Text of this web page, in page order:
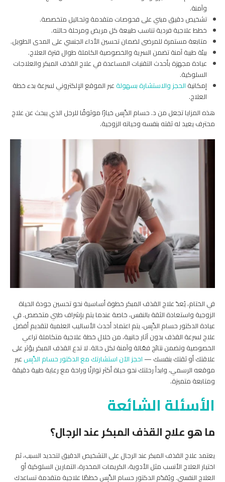
وآمنة.
تشخيص دقيق مبني على فحوصات متقدمة وتحاليل متخصصة.
خطط علاجية فردية تناسب طبيعة كل مريض ومرحلة حالته.
متابعة مستمرة للمرضى لضمان تحسين الأداء الجنسي على المدى الطويل.
بيئة طبية آمنة تضمن السرية والخصوصية الكاملة طوال فترة العلاج.
عيادة مجهزة بأحدث التقنيات المساعدة في علاج القذف المبكر والعلاجات
السلوكية.
إمكانية الحجز والاستشارة بسهولة عبر الموقع الإلكتروني لسرعة بدء خطة
العلاج.
هذه المزايا تجعل من د. حسام الدِّبِس خيارًا موثوقًا للرجل الذي يبحث عن علاج
محترف يعيد له ثقته بنفسه وحياته الزوجية.
في الختام، يُعدّ علاج القذف المبكر خطوة أساسية نحو تحسين جودة الحياة
الزوجية واستعادة الثقة بالنفس، خاصة عندما يتم بإشراف طبي متخصص. في
عيادة الدكتور حسام الدِّبِس، يتم اعتماد أحدث الأساليب العلمية لتقديم أفضل
علاج لسرعة القذف بدون آثار جانبية، من خلال خطة علاجية متكاملة تراعي
الخصوصية وتضمن نتائج فعّالة وآمنة لكل حالة. لا تدع القذف المبكر يؤثر على
علاقتك أو ثقتك بنفسك —احجز الآن استشارتك مع الدكتور حسام الدِّبِس عبر
موقعه الرسمي، وابدأ رحلتك نحو حياة أكثر توازنًا وراحة مع رعاية طبية دقيقة
ومتابعة متميزة.
الأسئلة الشائعة
ما هو علاج القذف المبكر عند الرجال؟
يعتمد علاج القذف المبكر عند الرجال على التشخيص الدقيق لتحديد السبب، ثم
اختيار العلاج الأنسب مثل الأدوية، الكريمات المخدرة، التمارين السلوكية أو
العلاج النفسي. ويُقدّم الدكتور حسام الدِّبِس خططًا علاجية متقدمة تساعدك